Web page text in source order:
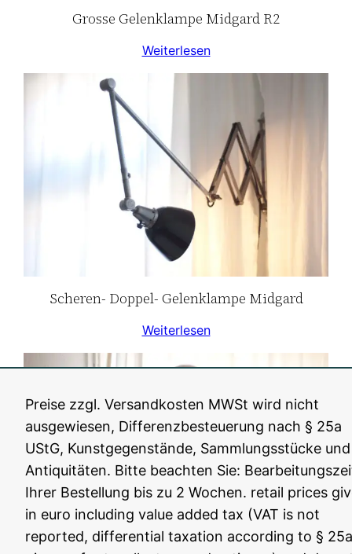
Preise zzgl. Versandkosten MWSt wird nicht
ausgewiesen, Differenzbesteuerung nach § 25a
UStG, Kunstgegenstände, Sammlungsstücke und
Antiquitäten. Bitte beachten Sie:
Ihrer Bestellung bis zu 2 Wochen. retail prices
in euro including value added tax (VAT is not
reported, differential taxation according to §
Grosse Gelenklampe Midgard R2
Weiterlesen
Scheren- Doppel- Gelenklampe Midgard
Weiterlesen